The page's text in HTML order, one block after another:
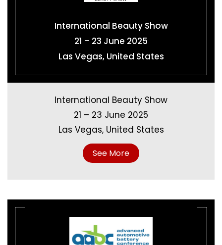
International Beauty Show
21 – 23 June 2025
Las Vegas, United States
International Beauty Show
21 – 23 June 2025
Las Vegas, United States
See More